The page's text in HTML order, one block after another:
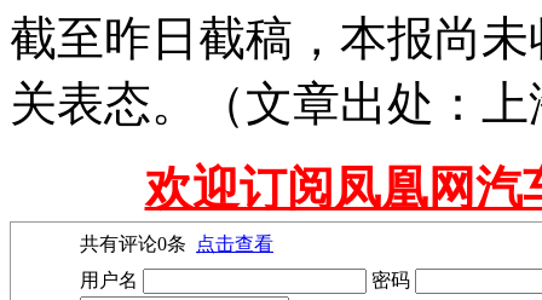
截至昨日截稿，本报尚
关表态。（文章出处：
欢迎订阅凤凰网汽
共有评论0条
点击查看
用户名
密码